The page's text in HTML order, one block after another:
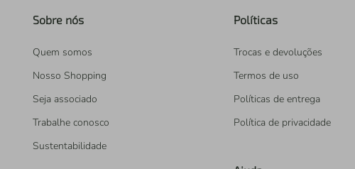
Sobre nós
Quem somos
Nosso Shopping
Seja associado
Trabalhe conosco
Sustentabilidade
Políticas
Trocas e devoluções
Termos de uso
Políticas de entrega
Política de privacidade